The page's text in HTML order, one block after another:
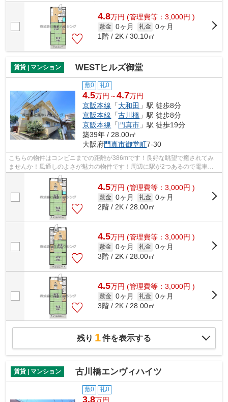
ら毎日の移動も快適です♪住環境がよ...
4.8万円 (管理費等：3,000円 )
敷金 0ヶ月 礼金 0ヶ月
1階 / 2K / 30.10㎡
賃貸 | マンション WESTヒルズ御堂
敷0 礼0
4.5万円～4.7万円
京阪本線 「大和田 」駅 徒歩8分
京阪本線 「古川橋 」駅 徒歩8分
京阪本線 「 門真市 」駅 徒歩19分
築39年 / 28.00㎡
大阪府門真市御堂町7-30
こちらの物件はコンビニまでの距離が386mです！良好な眺望で癒されてみ
ませんか！風通しのよさが魅力の物件です！周辺に駅が2つあるので電車で
の移動が便利です！賃貸情報のことなら、...
4.5万円 (管理費等：3,000円 )
敷金 0ヶ月 礼金 0ヶ月
2階 / 2K / 28.00㎡
4.5万円 (管理費等：3,000円 )
敷金 0ヶ月 礼金 0ヶ月
3階 / 2K / 28.00㎡
4.5万円 (管理費等：3,000円 )
敷金 0ヶ月 礼金 0ヶ月
3階 / 2K / 28.00㎡
残り 1件を表示する
賃貸 | マンション 古川橋エンヴィハイツ
敷0 礼0
3.8万円